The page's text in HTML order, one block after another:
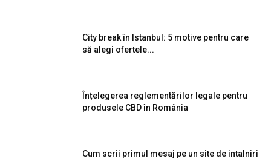
City break în Istanbul: 5 motive pentru care
să alegi ofertele...
Înțelegerea reglementărilor legale pentru
produsele CBD în România
Cum scrii primul mesaj pe un site de intalniri